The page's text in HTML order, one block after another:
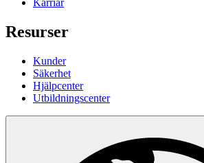
Resurser
Kunder
Säkerhet
Hjälpcenter
Utbildningscenter